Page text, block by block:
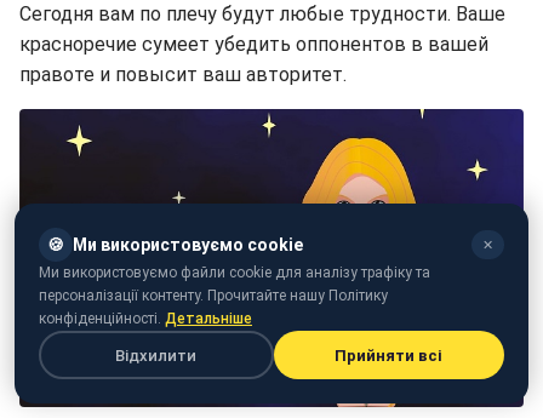
Сегодня вам по плечу будут любые трудности. Ваше
красноречие сумеет убедить оппонентов в вашей
правоте и повысит ваш авторитет.
🍪 Ми використовуємо cookie ✕
Ми використовуємо файли cookie для аналізу трафіку та
персоналізації контенту. Прочитайте нашу Політику
конфіденційності. Детальніше
Відхилити Прийняти всі